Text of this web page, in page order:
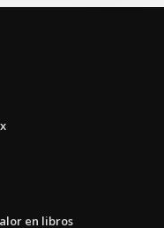
en libros